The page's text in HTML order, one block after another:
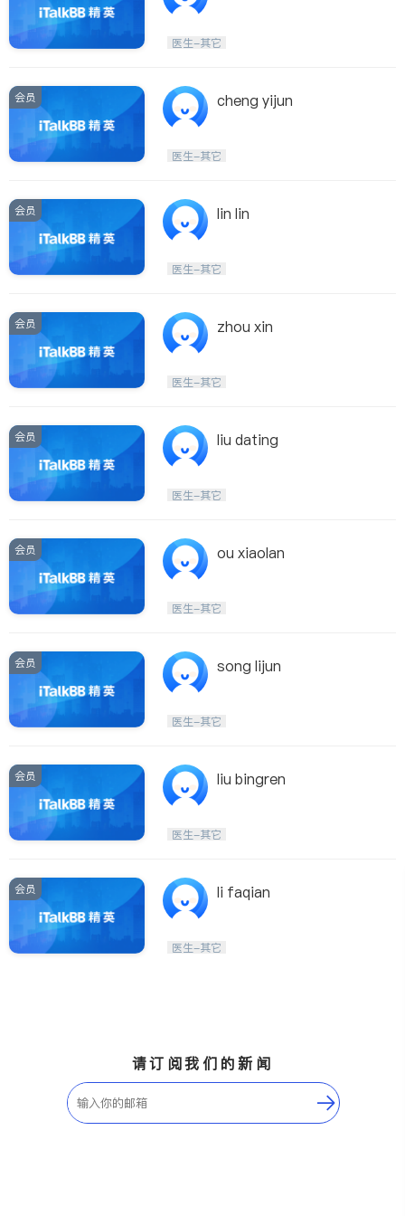
医生-其它
会员 cheng yijun
医生-其它
会员 lin lin
医生-其它
会员 zhou xin
医生-其它
会员 liu dating
医生-其它
会员 ou xiaolan
医生-其它
会员 song lijun
医生-其它
会员 liu bingren
医生-其它
会员 li faqian
医生-其它
请订阅我们的新闻